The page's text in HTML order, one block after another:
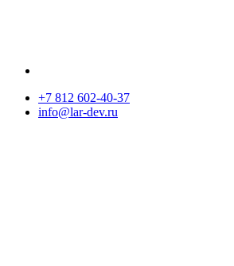
+7 812 602-40-37
info@lar-dev.ru